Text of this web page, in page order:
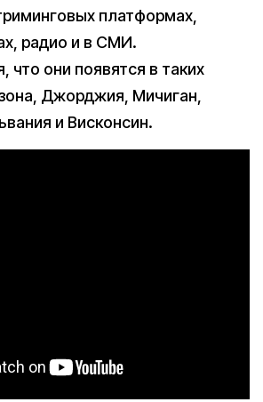
платформах,
радио и в СМИ.
что они появятся в таких
Джорджия, Мичиган,
и Висконсин.